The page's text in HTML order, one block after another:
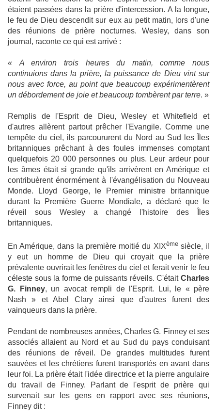
étaient passées dans la prière d'intercession. A la longue,
le feu de Dieu descendit sur eux au petit matin, lors d'une
des réunions de prière nocturnes. Wesley, dans son
journal, raconte ce qui est arrivé :
« A environ trois heures du matin, comme nous
continuions dans la prière, la puissance de Dieu vint sur
nous avec force, au point que beaucoup expérimentèrent
un débordement de joie et beaucoup tombèrent par terre. »
Remplis de l'Esprit de Dieu, Wesley et Whitefield et
d'autres allèrent partout prêcher l'Evangile. Comme une
tempête du ciel, ils parcoururent du Nord au Sud les Îles
britanniques prêchant à des foules immenses comptant
quelquefois 20 000 personnes ou plus. Leur ardeur pour
les âmes était si grande qu'ils arrivèrent en Amérique et
contribuèrent énormément à l'évangélisation du Nouveau
Monde. Lloyd George, le Premier ministre britannique
durant la Première Guerre Mondiale, a déclaré que le
réveil sous Wesley a changé l'histoire des Îles
britanniques.
En Amérique, dans la première moitié du XIXèmesiècle, il
y eut un homme de Dieu qui croyait que la prière
prévalente ouvrirait les fenêtres du ciel et ferait venir le feu
céleste sous la forme de puissants réveils. C'était Charles
G. Finney, un avocat rempli de l'Esprit. Lui, le « père
Nash » et Abel Clary ainsi que d'autres furent des
vainqueurs dans la prière.
Pendant de nombreuses années, Charles G. Finney et ses
associés allaient au Nord et au Sud du pays conduisant
des réunions de réveil. De grandes multitudes furent
sauvées et les chrétiens furent transportés en avant dans
leur foi. La prière était l'idée directrice et la pierre angulaire
du travail de Finney. Parlant de l'esprit de prière qui
survenait sur les gens en rapport avec ses réunions,
Finney dit :